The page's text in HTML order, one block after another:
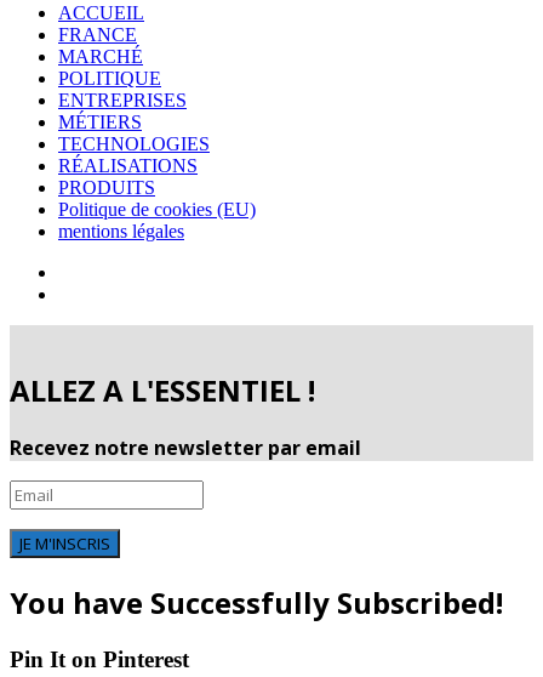
ACCUEIL
FRANCE
MARCHÉ
POLITIQUE
ENTREPRISES
MÉTIERS
TECHNOLOGIES
RÉALISATIONS
PRODUITS
Politique de cookies (EU)
mentions légales
ALLEZ A L'ESSENTIEL !
Recevez notre newsletter par email
JE M'INSCRIS
You have Successfully Subscribed!
Pin It on Pinterest